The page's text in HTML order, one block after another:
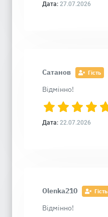
Дата: 27.07.2026
Сатанов Гість
Відмінно!
Дата: 22.07.2026
Olenka210 Гість
Відмінно!